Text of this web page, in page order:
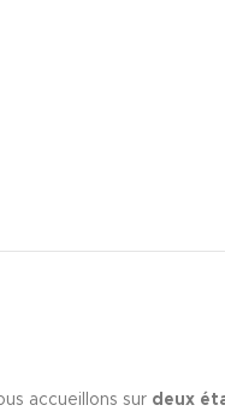
accueillons sur deux